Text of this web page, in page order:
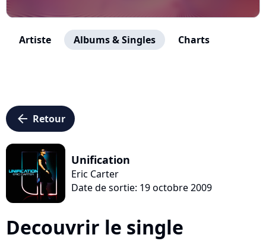
Artiste Albums & Singles Charts
arrow_left Retour
Unification
Eric Carter
Date de sortie: 19 octobre 2009
Decouvrir le single